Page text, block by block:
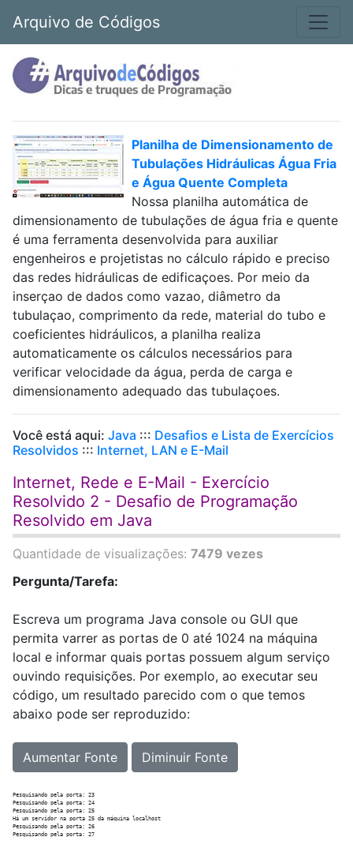
Arquivo de Códigos
Planilha de Dimensionamento de
Tubulações Hidráulicas Água Fria
e Água Quente Completa
Nossa planilha automática de
dimensionamento de tubulações de água fria e quente
é uma ferramenta desenvolvida para auxiliar
engenheiros e projetistas no cálculo rápido e preciso
das redes hidráulicas de edificaçoes. Por meio da
inserçao de dados como vazao, diâmetro da
tubulaçao, comprimento da rede, material do tubo e
coeficientes hidráulicos, a planilha realiza
automaticamente os cálculos necessários para
verificar velocidade da água, perda de carga e
dimensionamento adequado das tubulaçoes.
Você está aqui: Java ::: Desafios e Lista de Exercícios
Resolvidos ::: Internet, LAN e E-Mail
Internet, Rede e E-Mail - Exercício
Resolvido 2 - Desafio de Programação
Resolvido em Java
Quantidade de visualizações: 7479 vezes
Pergunta/Tarefa:
Escreva um programa Java console ou GUI que
permita varrer as portas de 0 até 1024 na máquina
local e informar quais portas possuem algum serviço
ouvindo requisições. Por exemplo, ao executar seu
código, um resultado parecido com o que temos
abaixo pode ser reproduzido:
Aumentar Fonte Diminuir Fonte
Pesquisando pela porta: 23
Pesquisando pela porta: 24
Pesquisando pela porta: 25
Há um servidor na porta 25 da máquina localhost
Pesquisando pela porta: 26